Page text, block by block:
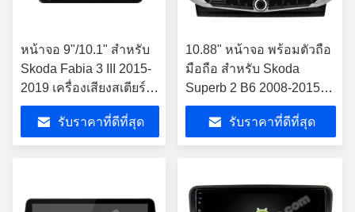
หน้าจอ 9"/10.1" สําหรับ
Skoda Fabia 3 III 2015-
2019 เครื่องเสียงสเตียร์
มัลติมีเดียรถยนต์
รับราคาที่ดีที่สุด
10.88" หน้าจอ พร้อมตัวถือ
มือถือ สําหรับ Skoda
Superb 2 B6 2008-2015
เครื่องเสียงสเตียโร่รถยนต์
รับราคาที่ดีที่สุด